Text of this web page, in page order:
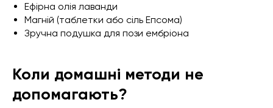
Ефірна олія лаванди
Магній (таблетки або сіль Епсома)
Зручна подушка для пози ембріона
Коли домашні методи не
допомагають?